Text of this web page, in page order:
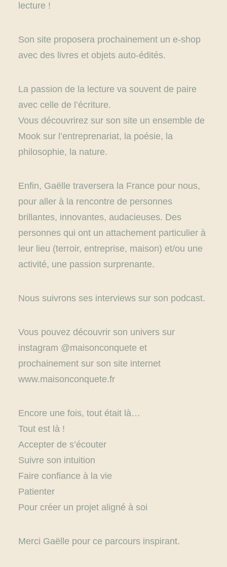
lecture !
Son site proposera prochainement un e-shop
avec des livres et objets auto-édités.
La passion de la lecture va souvent de paire
avec celle de l’écriture.
Vous découvrirez sur son site un ensemble de
Mook sur l’entreprenariat, la poésie, la
philosophie, la nature.
Enfin, Gaëlle traversera la France pour nous,
pour aller à la rencontre de personnes
brillantes, innovantes, audacieuses. Des
personnes qui ont un attachement particulier à
leur lieu (terroir, entreprise, maison) et/ou une
activité, une passion surprenante.
Nous suivrons ses interviews sur son podcast.
Vous pouvez découvrir son univers sur
instagram @maisonconquete et
prochainement sur son site internet
www.maisonconquete.fr
Encore une fois, tout était là…
Tout est là !
Accepter de s’écouter
Suivre son intuition
Faire confiance à la vie
Patienter
Pour créer un projet aligné à soi
Merci Gaëlle pour ce parcours inspirant.